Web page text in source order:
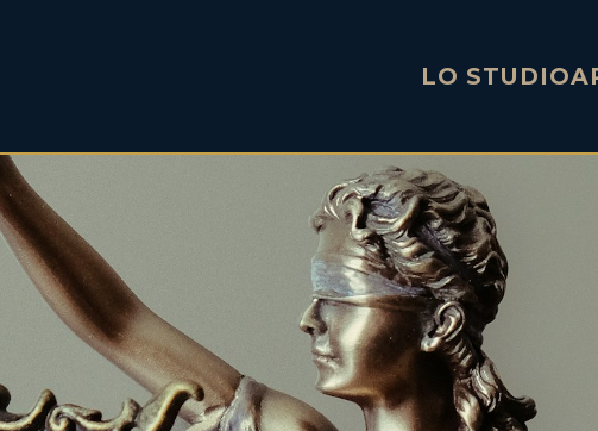
LO STUDIO